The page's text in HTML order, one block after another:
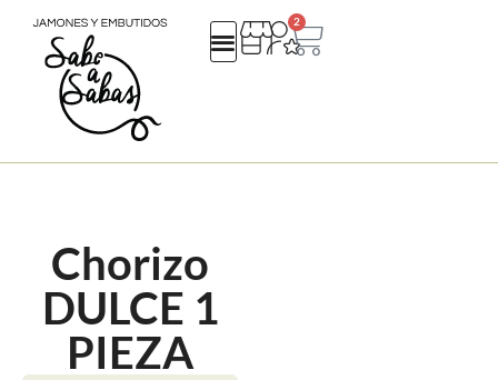
2
Chorizo
DULCE 1
PIEZA